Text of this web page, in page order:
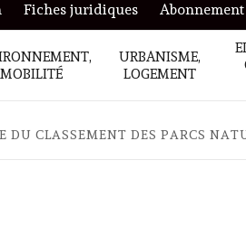
Fiches juridiques Abonnement
MOBILITÉ
URBANISME,
LOGEMENT
DU CLASSEMENT DES PARCS